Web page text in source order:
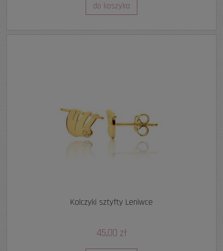
do koszyka
Kolczyki sztyfty Leniwce
45,00 zł